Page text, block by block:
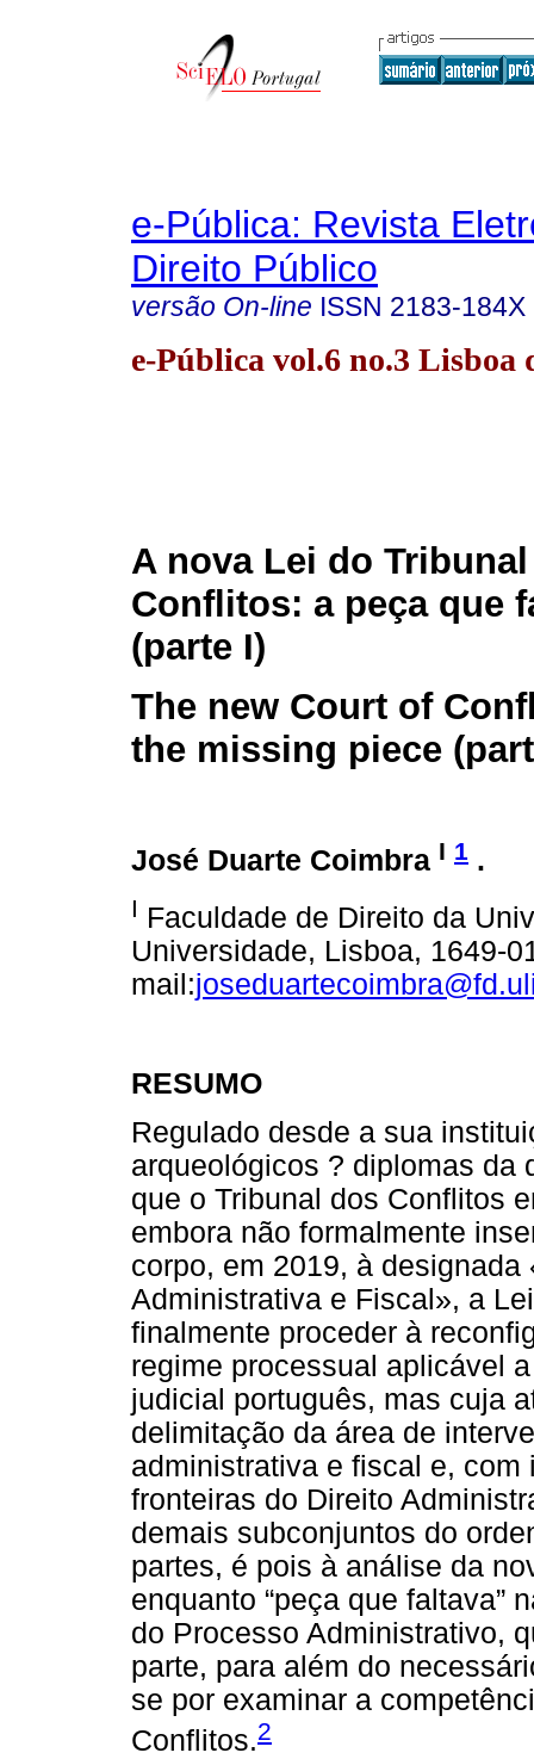
e-Pública: Revista
Direito Público
versão On-line ISSN 2183-184X
e-Pública vol.6 no.3 Lisboa
A nova Lei do
Conflitos: a peça que
(parte I)
The new Court of
the missing piece
José Duarte Coimbra I 1 .
I Faculdade de Direito da
Universidade, Lisboa, 1649-
mail:
RESUMO
Regulado desde a sua
arqueológicos ? diplomas da
que o Tribunal dos Conflitos
embora não formalmente
corpo, em 2019, à
Administrativa e Fiscal», a
finalmente proceder à
regime processual aplicável
judicial português, mas cuja
delimitação da área de
administrativa e fiscal e,
fronteiras do Direito
demais subconjuntos do
partes, é pois à análise da
enquanto “peça que faltava”
do Processo Administrativo,
parte, para além do
se por examinar a
Conflitos.2